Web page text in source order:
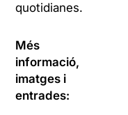
quotidianes.
Més
informació,
imatges i
entrades: